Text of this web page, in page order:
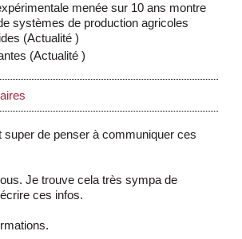
menée sur 10 ans montre
systèmes de production agricoles
(Actualité)
(Actualité)
super de penser à communiquer ces
Je trouve cela très sympa de
ces infos.